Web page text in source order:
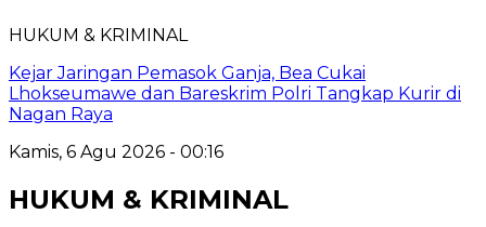
HUKUM & KRIMINAL
Kejar Jaringan Pemasok Ganja, Bea Cukai
Lhokseumawe dan Bareskrim Polri Tangkap Kurir di
Nagan Raya
Kamis, 6 Agu 2026 - 00:16
HUKUM & KRIMINAL